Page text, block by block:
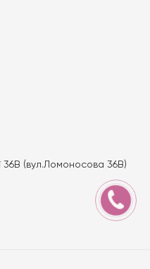
36В (вул.Ломоносова 36В)